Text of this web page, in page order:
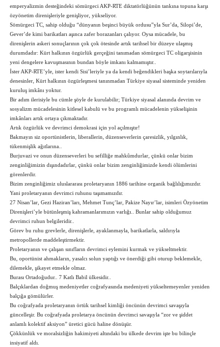
emperyalizmin desteğindeki sömürgeci AKP-RTE diktatörlüğünün tankına topuna karşı
özyönetim direnişleriyle genişliyor, yükseliyor.
Sömürgeci TC, sahip olduğu “dünyanın beşinci büyük ordusu”yla Sur’da, Silopi’de,
Gever’de kimi barikatları aşınca zafer borazanları çalıyor. Oysa mücadele, bu
direnişlerin askeri sonuçlarının çok çok ötesinde artık tarihsel bir düzeye ulaşmış
durumdadır: Kürt halkının özgürlük gerçeğini tanımadan sömürgeci TC oligarşisinin
yeni dengelere kavuşmasının bundan böyle imkanı kalmamıştır..
İster AKP-RTE’yle, ister kendi Sisi’leriyle ya da kendi beğendikleri başka soytarılarıyla
denesinler, Kürt halkının özgürleşmesi tanınmadan Türkiye siyasal sisteminde yeniden
kuruluş imkânı yoktur.
Bir adım ilerisiyle bu cümle şöyle de kurulabilir; Türkiye siyasal alanında devrim ve
sosyalizm mücadelesinin kitlesel kabulü ve bu programlı mücadelenin yükselişinin
imkânları artık ortaya çıkmaktadır.
Artık özgürlük ve devrimci demokrasi için yol açılmıştır!
Bakmayın siz oportünistlerin, liberallerin, düzenseverlerin çaresizlik, yılgınlık,
tükenmişlik ağıtlarına..
Burjuvazi ve onun düzenseverleri bu sefilliğe mahkûmdurlar, çünkü onlar bizim
zenginliğimizin dışındadırlar, çünkü onlar bizim zenginliğimizde kendi ölümlerini
görenlerdir.
Bizim zenginliğimiz uluslararası proletaryanın 1886 tarihine organik bağlılığımızdır.
Yani proletaryanın devrimci ruhunu taşımamızdır.
27 Nisan’lar, Gezi Haziran’ları, Mehmet Tunç’lar, Pakize Nayır’lar, isimleri Özyönetim
Direnişleri’yle bütünleşmiş kahramanlarımızın varlığı.. Bunlar sahip olduğumuz
devrimci ruhun belgileridir..
Görev bu ruhu grevlerle, direnişlerle, ayaklanmayla, barikatlarla, saldırıyla
metropollerde maddeleştirmektir.
Proletaryanın ve çalışan sınıfların devrimci eylemini kurmak ve yükseltmektir.
Bu, oportünist ahmakların, yasalcı solun yaptığı ve önerdiği gibi oturup beklemekle,
dilemekle, şikayet etmekle olmaz.
Burası Ortadoğudur.. 7 Katlı Babil ülkesidir..
Balçıklardan doğmuş medeniyetler coğrafyasında medeniyeti yükseltemeyenler yeniden
balçığa gömülürler.
Bu coğrafyada proletaryanın örtük tarihsel kimliği öncünün devrimci savaşıyla
güncelleşir. Bu coğrafyada proletarya öncünün devrimci savaşıyla “zor ve şiddet
anlamlı kolektif aksiyon” üretici gücü haline dönüşür.
Çökkünlük ve moralsizliğin hakimiyeti altındaki bu ülkede devrim işte bu bilinçle
insiyatif aldı.